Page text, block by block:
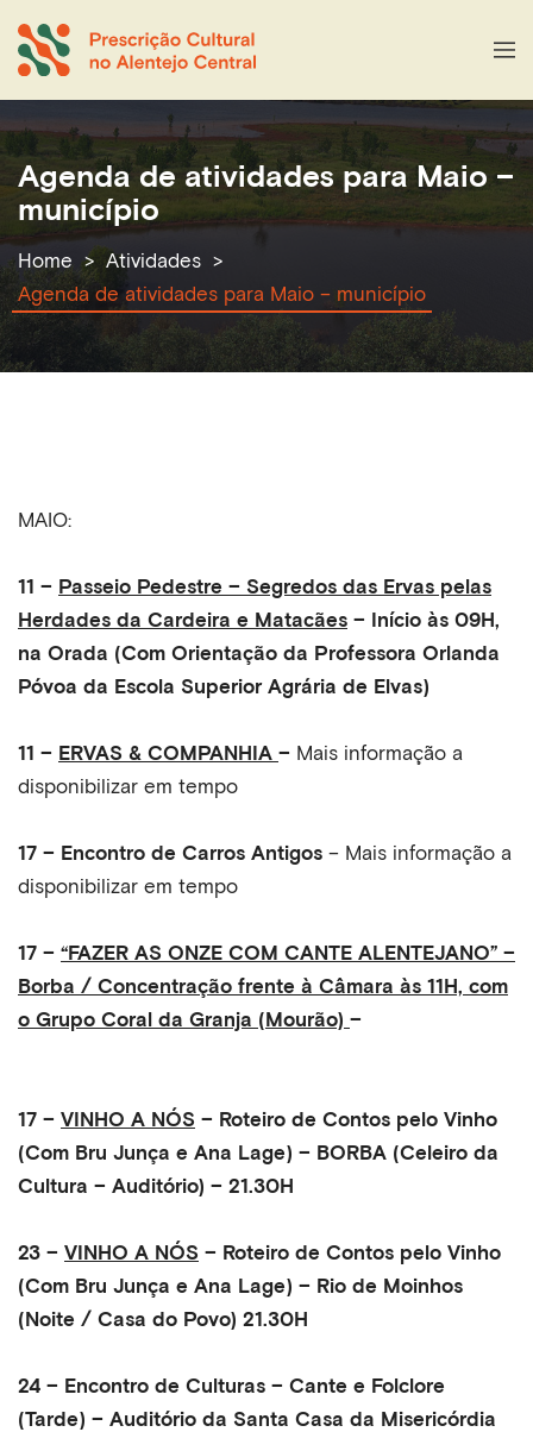
Agenda de atividades para Maio –
município
Home
Atividades
Agenda de atividades para Maio – município
MAIO:
11 – Passeio Pedestre – Segredos das Ervas pelas
Herdades da Cardeira e Matacães – Início às 09H,
na Orada (Com Orientação da Professora Orlanda
Póvoa da Escola Superior Agrária de Elvas)
11 – ERVAS & COMPANHIA – Mais informação a
disponibilizar em tempo
17 – Encontro de Carros Antigos – Mais informação a
disponibilizar em tempo
17 – “FAZER AS ONZE COM CANTE ALENTEJANO” –
Borba / Concentração frente à Câmara às 11H, com
o Grupo Coral da Granja (Mourão) –
17 – VINHO A NÓS – Roteiro de Contos pelo Vinho
(Com Bru Junça e Ana Lage) – BORBA (Celeiro da
Cultura – Auditório) – 21.30H
23 – VINHO A NÓS – Roteiro de Contos pelo Vinho
(Com Bru Junça e Ana Lage) – Rio de Moinhos
(Noite / Casa do Povo) 21.30H
24 – Encontro de Culturas – Cante e Folclore
(Tarde) – Auditório da Santa Casa da Misericórdia